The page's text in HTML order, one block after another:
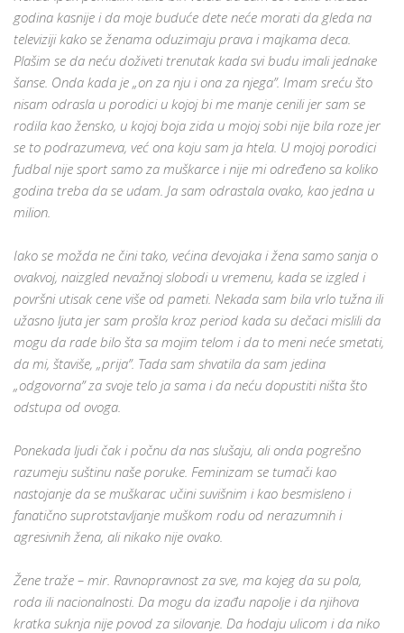
godina kasnije i da moje buduće dete neće morati da gleda na
televiziji kako se ženama oduzimaju prava i majkama deca.
Plašim se da neću doživeti trenutak kada svi budu imali jednake
šanse. Onda kada je „on za nju i ona za njega”. Imam sreću što
nisam odrasla u porodici u kojoj bi me manje cenili jer sam se
rodila kao žensko, u kojoj boja zida u mojoj sobi nije bila roze jer
se to podrazumeva, već ona koju sam ja htela. U mojoj porodici
fudbal nije sport samo za muškarce i nije mi određeno sa koliko
godina treba da se udam. Ja sam odrastala ovako, kao jedna u
milion.
Iako se možda ne čini tako, većina devojaka i žena samo sanja o
ovakvoj, naizgled nevažnoj slobodi u vremenu, kada se izgled i
površni utisak cene više od pameti. Nekada sam bila vrlo tužna ili
užasno ljuta jer sam prošla kroz period kada su dečaci mislili da
mogu da rade bilo šta sa mojim telom i da to meni neće smetati,
da mi, štaviše, „prija”. Tada sam shvatila da sam jedina
„odgovorna” za svoje telo ja sama i da neću dopustiti ništa što
odstupa od ovoga.
Ponekada ljudi čak i počnu da nas slušaju, ali onda pogrešno
razumeju suštinu naše poruke. Feminizam se tumači kao
nastojanje da se muškarac učini suvišnim i kao besmisleno i
fanatično suprotstavljanje muškom rodu od nerazumnih i
agresivnih žena, ali nikako nije ovako.
Žene traže – mir. Ravnopravnost za sve, ma kojeg da su pola,
roda ili nacionalnosti. Da mogu da izađu napolje i da njihova
kratka suknja nije povod za silovanje. Da hodaju ulicom i da niko